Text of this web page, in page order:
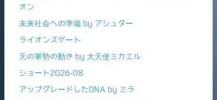
オン
未来社会への準備 by アシュター
ライオンズゲート
天の軍勢の動き by 大天使ミカエル
ショート2026-08
アップグレードしたDNA by ミラ